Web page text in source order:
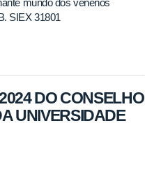
mundo dos venenos
SIEX 31801
DO CONSELHO
UNIVERSIDADE